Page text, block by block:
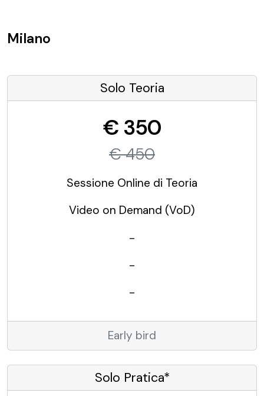
Milano
Solo Teoria
€ 350
€ 450
Sessione Online di Teoria
Video on Demand (VoD)
-
-
-
Early bird
Solo Pratica*